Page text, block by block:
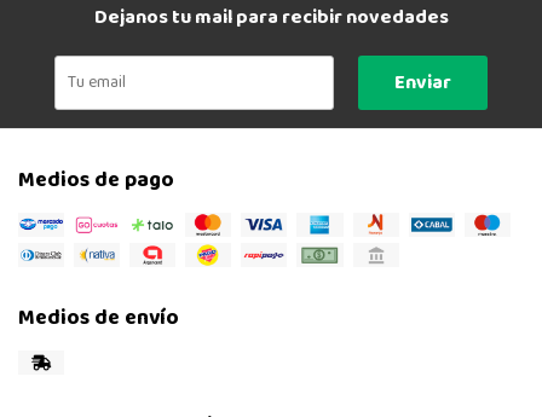
Dejanos tu mail para recibir novedades
Enviar
Medios de pago
Medios de envío